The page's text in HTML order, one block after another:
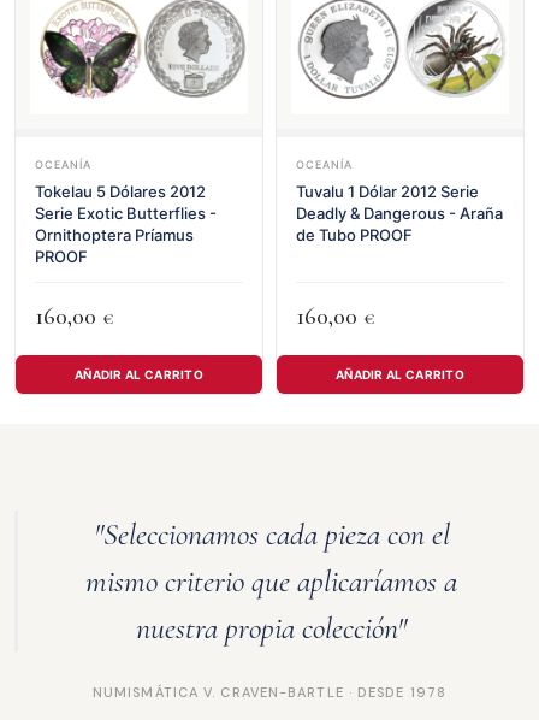
OCEANÍA
Tokelau 5 Dólares 2012
Serie Exotic Butterflies -
Ornithoptera Príamus
PROOF
160,00 €
AÑADIR AL CARRITO
OCEANÍA
Tuvalu 1 Dólar 2012 Serie
Deadly & Dangerous - Araña
de Tubo PROOF
160,00 €
AÑADIR AL CARRITO
"Seleccionamos cada pieza con el
mismo criterio que aplicaríamos a
nuestra propia colección"
NUMISMÁTICA V. CRAVEN-BARTLE · DESDE 1978